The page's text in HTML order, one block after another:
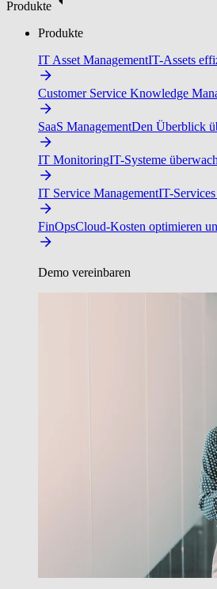
Produkte
Produkte
IT Asset ManagementIT-Assets
Customer Service Knowledge
SaaS ManagementDen Überblick
IT MonitoringIT-Systeme
IT Service ManagementIT-
FinOpsCloud-Kosten optimieren
Demo vereinbaren